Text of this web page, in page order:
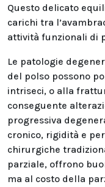
Questo delicato
carichi tra
attività funzionali di
Le patologie
del polso possono
intriseci, o alla
conseguente
progressiva
cronico, rigidità e
chirurgiche
parziale, offrono
ma al costo della